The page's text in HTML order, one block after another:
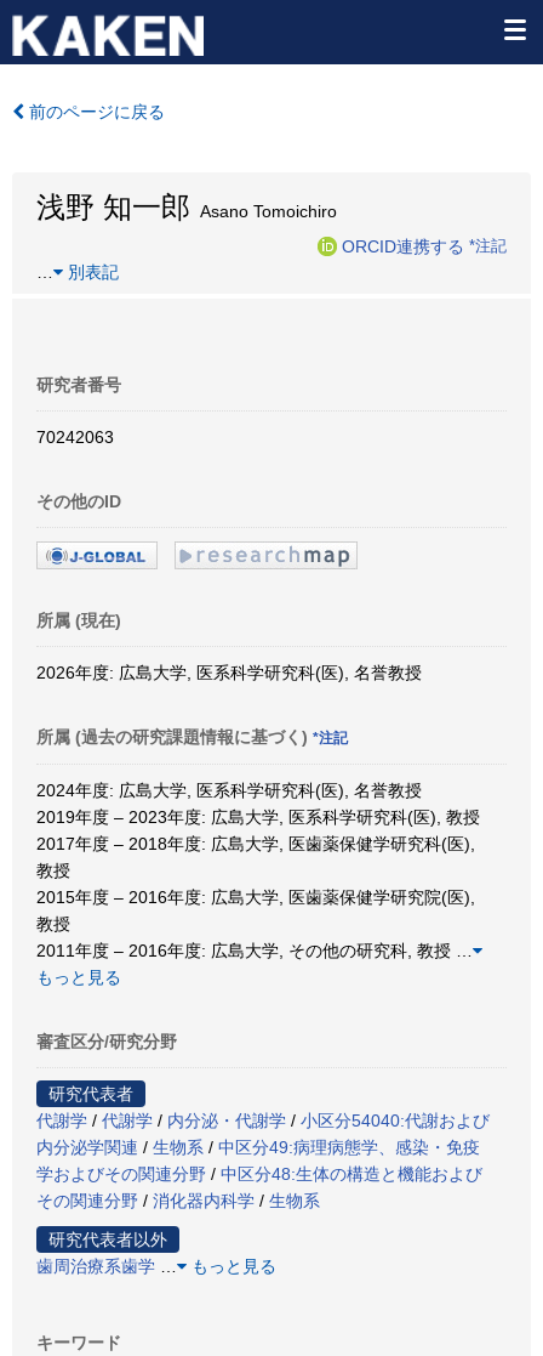
前のページに戻る
浅野 知一郎 Asano Tomoichiro
ORCID連携する *注記
別表記
研究者番号
70242063
その他のID
所属 (現在)
2026年度: 広島大学, 医系科学研究科(医), 名誉教授
所属 (過去の研究課題情報に基づく) *注記
2024年度: 広島大学, 医系科学研究科(医), 名誉教授
2019年度 – 2023年度: 広島大学, 医系科学研究科(医), 教授
2017年度 – 2018年度: 広島大学, 医歯薬保健学研究科(医),
教授
2015年度 – 2016年度: 広島大学, 医歯薬保健学研究院(医),
教授
2011年度 – 2016年度: 広島大学, その他の研究科, 教授
もっと見る
審査区分/研究分野
研究代表者
代謝学 / 代謝学 / 内分泌・代謝学 / 小区分54040:代謝および
内分泌学関連 / 生物系 / 中区分49:病理病態学、感染・免疫
学およびその関連分野 / 中区分48:生体の構造と機能および
その関連分野 / 消化器内科学 / 生物系
研究代表者以外
歯周治療系歯学
もっと見る
キーワード